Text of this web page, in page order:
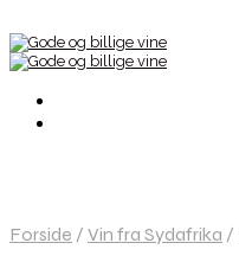
Forside / Vin fra Sydafrika /